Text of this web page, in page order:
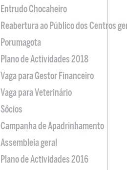
Entrudo Chocaheiro
Reabertura ao Público dos Centros
Porumagota
Plano de Actividades 2018
Vaga para Gestor Financeiro
Vaga para Veterinário
Sócios
Campanha de Apadrinhamento
Assembleia geral
Plano de Actividades 2016